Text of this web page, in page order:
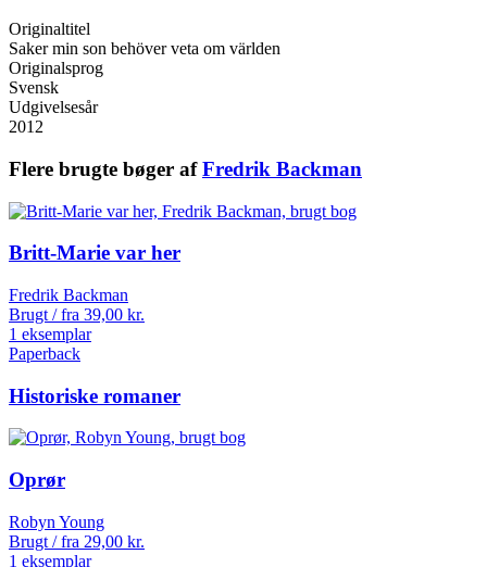
Originaltitel
Saker min son behöver veta om världen
Originalsprog
Svensk
Udgivelsesår
2012
Flere brugte bøger afFredrik Backman
Britt-Marie var her
Fredrik Backman
Brugt / fra 39,00 kr.
1 eksemplar
Paperback
Historiske romaner
Oprør
Robyn Young
Brugt / fra 29,00 kr.
1 eksemplar